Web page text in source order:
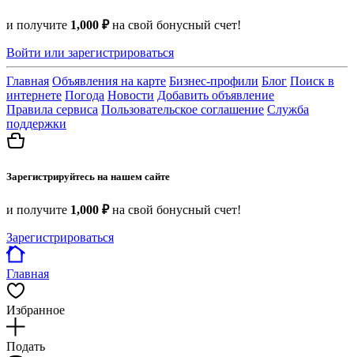
и получите 1,000 ₽на свой бонусный счет!
Войти или зарегистрироваться
Главная Объявления на карте Бизнес-профили Блог Поиск в
интернете Погода Новости Добавить объявление
Правила сервиса Пользовательское соглашение Служба
поддержки
Зарегистрируйтесь на нашем сайте
и получите 1,000 ₽на свой бонусный счет!
Зарегистрироваться
Главная
Избранное
Подать